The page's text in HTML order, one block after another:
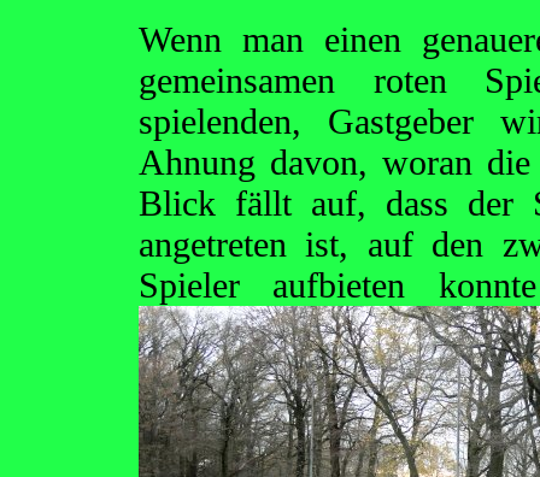
Wenn man einen
gemeinsamen roten
spielenden, Gastgeber
Ahnung davon, woran
Blick fällt auf, dass der
angetreten ist, auf den
Spieler aufbieten